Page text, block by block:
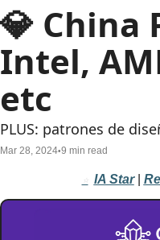
💎 China
Intel,
etc
PLUS: patrones de
Mar 28, 2024•9 min read
IA Star |